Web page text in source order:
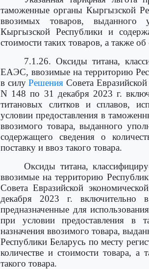
таможенные органы Кыргызской
ввозимых товаров, выданного
Кыргызской Республики и
стоимости таких товаров, а также
7.1.26. Оксиды титана,
ЕАЭС, ввозимые на территорию
в силуРешения Совета
N 148 по 31 декабря 2023 г.
титановых слитков и сплавов,
условии предоставления в
ввозимого товара, выданного
содержащего сведения о
поставку и ввоз такого товара.
Оксиды титана,
ввозимые на территорию
Совета Евразийской
декабря 2023 г.
предназначенные для
при условии предоставления в
назначения ввозимого товара,
Республики Беларусь по месту
количестве и стоимости товара,
такого товара.